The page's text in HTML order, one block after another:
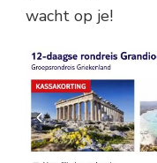
wacht op je!